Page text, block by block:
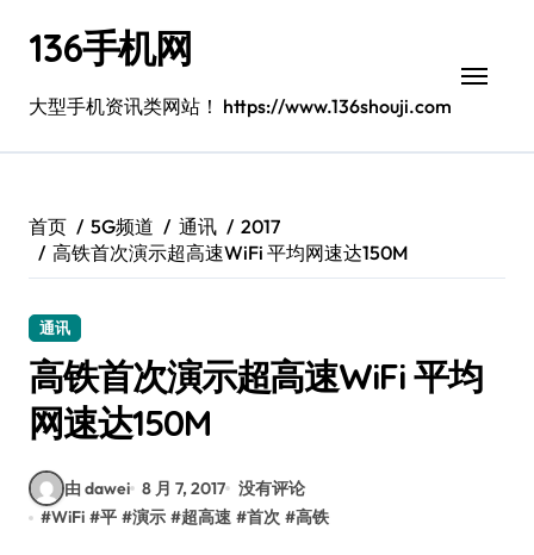
136手机网
大型手机资讯类网站！ https://www.136shouji.com
首页 5G频道 通讯
2017
高铁首次演示超高速WiFi 平均网速达150M
通讯
高铁首次演示超高速WiFi 平均
网速达150M
由 dawei 8 月 7, 2017 没有评论
#WiFi #平 #演示 #超高速 #首次 #高铁